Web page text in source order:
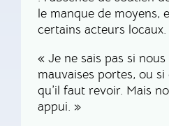
le manque de moyens,
certains acteurs locaux.
« Je ne sais pas si
mauvaises portes, ou si
qu’il faut revoir. Mais
appui. »